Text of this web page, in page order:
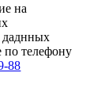
на
даднных
по телефону
88